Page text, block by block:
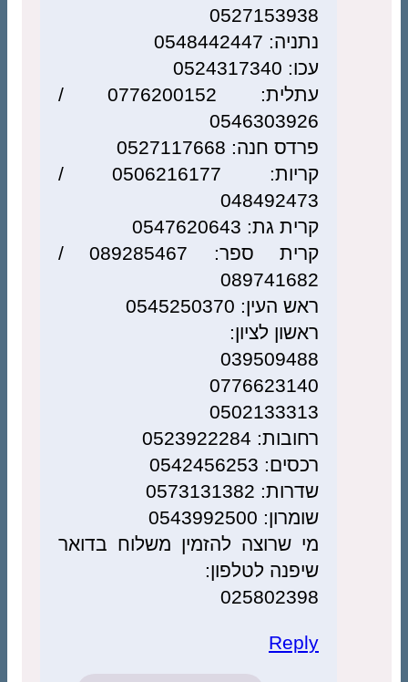
0527153938
נתניה: 0548442447
עכו: 0524317340
עתלית: 0776200152 /
0546303926
פרדס חנה: 0527117668
קריות: 0506216177 /
048492473
קרית גת: 0547620643
קרית ספר: 089285467 /
089741682
ראש העין: 0545250370
ראשון לציון:
039509488
0776623140
0502133313
רחובות: 0523922284
רכסים: 0542456253
שדרות: 0573131382
שומרון: 0543992500
מי שרוצה להזמין משלוח בדואר
שיפנה לטלפון:
025802398
Reply